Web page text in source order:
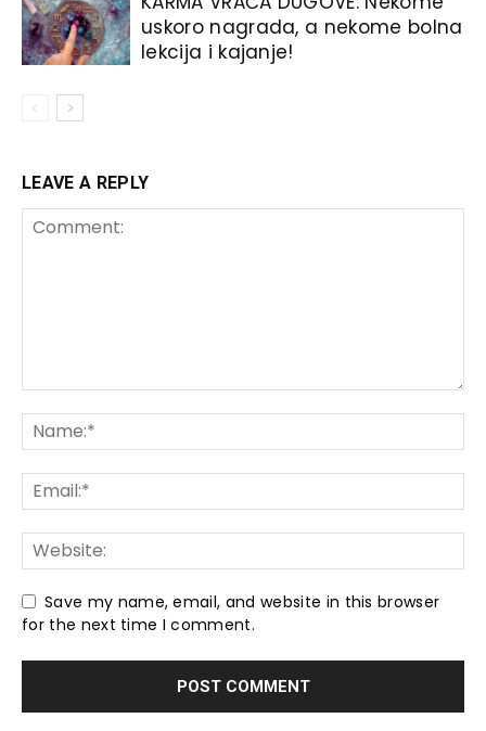
uskoro nagrada, a nekome bolna
lekcija i kajanje!
LEAVE A REPLY
Save my name, email, and website in this browser
for the next time I comment.